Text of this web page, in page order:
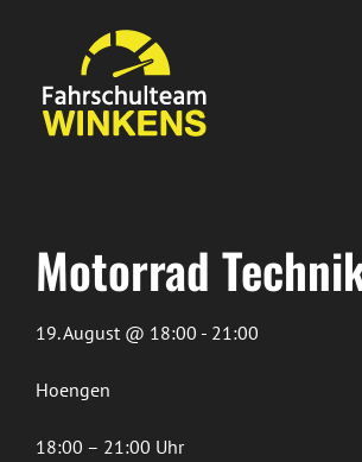
springen
Motorrad
19. August @ 18:00 - 21:00
Hoengen
18:00 – 21:00 Uhr